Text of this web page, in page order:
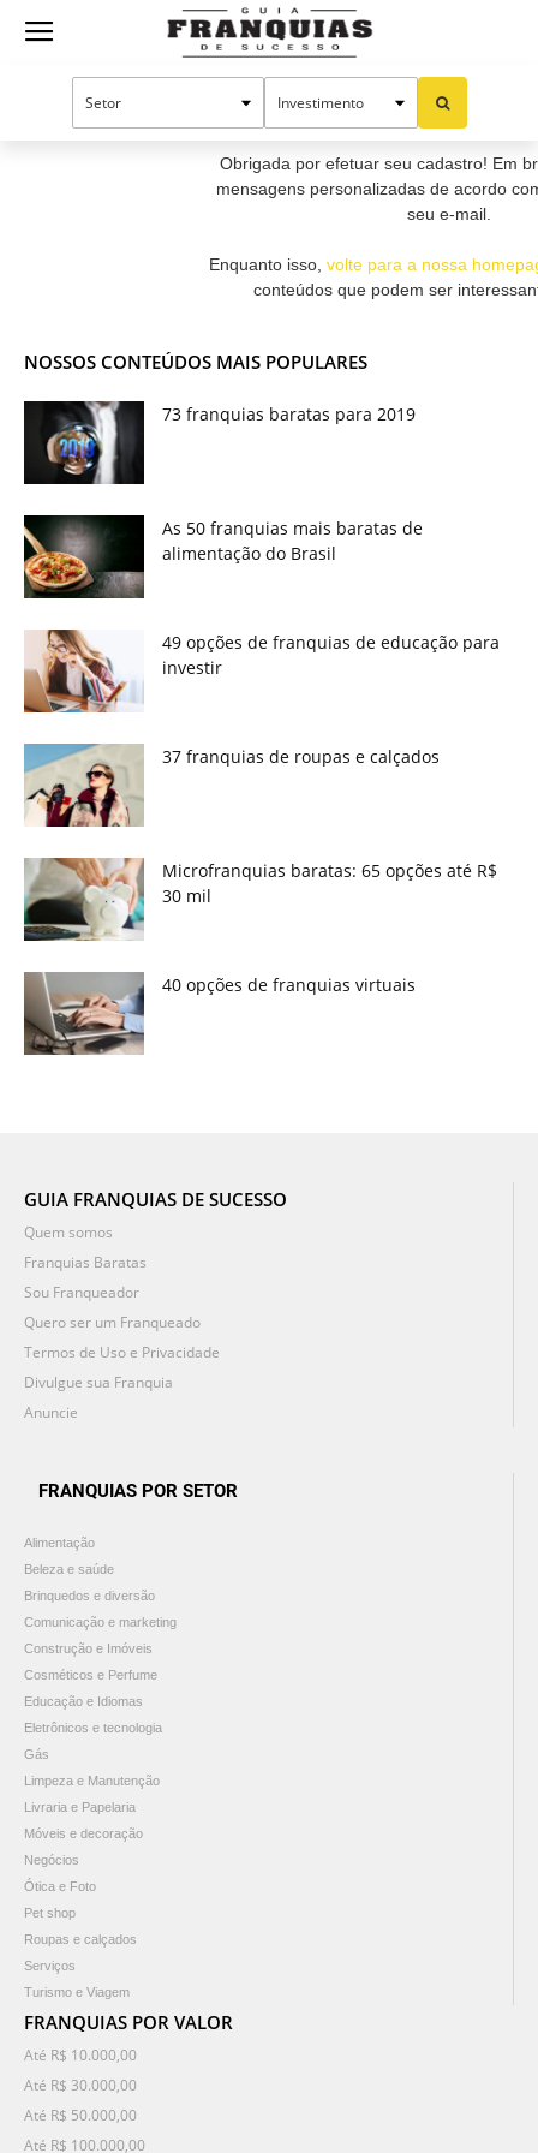
Guia
Obrigada por se
Obrigada por efetuar seu cadastro! Em
mensagens personalizadas de acordo
seu e-mail.
Enquanto isso, volte para a nossa
conteúdos que podem ser
NOSSOS CONTEÚDOS MAIS POPULARES
73 franquias baratas para 2019
As 50 franquias mais baratas de
alimentação do Brasil
49 opções de franquias de educação para
investir
37 franquias de roupas e calçados
Microfranquias baratas: 65 opções até R$
30 mil
40 opções de franquias virtuais
GUIA FRANQUIAS DE SUCESSO
Quem somos
Franquias Baratas
Sou Franqueador
Quero ser um Franqueado
Termos de Uso e Privacidade
Divulgue sua Franquia
Anuncie
FRANQUIAS POR SETOR
Alimentação
Beleza e saúde
Brinquedos e diversão
Comunicação e marketing
Construção e Imóveis
Cosméticos e Perfume
Educação e Idiomas
Eletrônicos e tecnologia
Gás
Limpeza e Manutenção
Livraria e Papelaria
Móveis e decoração
Negócios
Ótica e Foto
Pet shop
Roupas e calçados
Serviços
Turismo e Viagem
FRANQUIAS POR VALOR
Até R$ 10.000,00
Até R$ 30.000,00
Até R$ 50.000,00
Até R$ 100.000,00